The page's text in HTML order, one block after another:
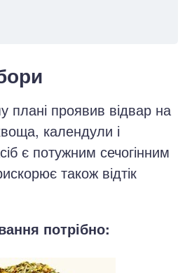
плані проявив відвар на
календули і
є потужним сечогінним
також відтік
потрібно: